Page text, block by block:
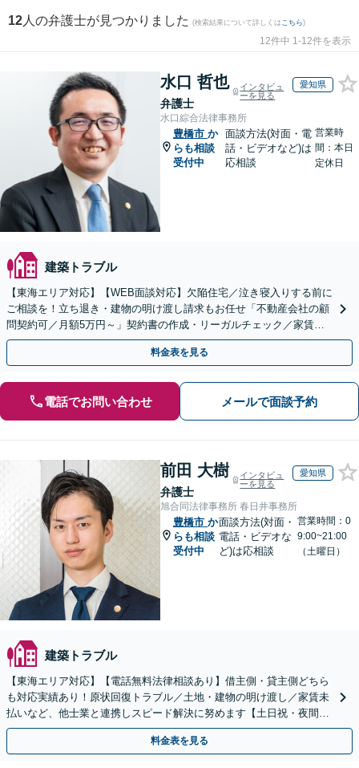
12 人の弁護士が見つかりました (検索結果について詳しくは こちら)
12件中 1-12件を表示
水口 哲也
弁護士
インタビュ
ーを見る
愛知県
水口綜合法律事務所
豊橋市 か
らも相談
受付中
面談方法(対面・電
話・ビデオなど)は
応相談
営業時
間：本日
定休日
建築トラブル
【東海エリア対応】【WEB面談対応】欠陥住宅／泣き寝入りする前に
ご相談を！立ち退き・建物の明け渡し請求もお任せ「不動産会社の顧
問契約可／月額5万円～」契約書の作成・リーガルチェック／家賃の
未払い対応／立退料の増額対応など【休日・夜間相談可】
料金表を見る
電話でお問い合わせ メールで面談予約
前田 大樹
弁護士
インタビュ
ーを見る
愛知県
旭合同法律事務所 春日井事務所
豊橋市 か
らも相談
受付中
面談方法(対面・
電話・ビデオな
ど)は応相談
営業時間：0
9:00~21:00
（土曜日）
建築トラブル
【東海エリア対応】【電話無料法律相談あり】借主側・貸主側どちら
も対応実績あり！原状回復トラブル／土地・建物の明け渡し／家賃未
払いなど、他士業と連携しスピード解決に努めます【土日祝・夜間対
応】【オンライン面談可】【完全個室】
料金表を見る